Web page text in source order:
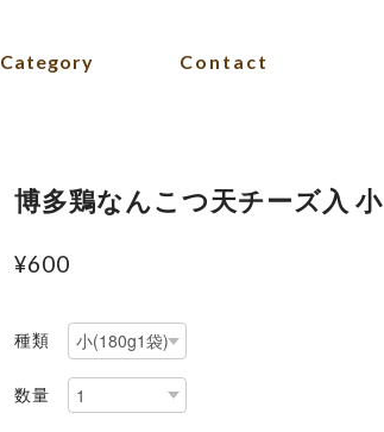
Category Contact
博多鶏なんこつ天チーズ入 小
¥600
種類
数量